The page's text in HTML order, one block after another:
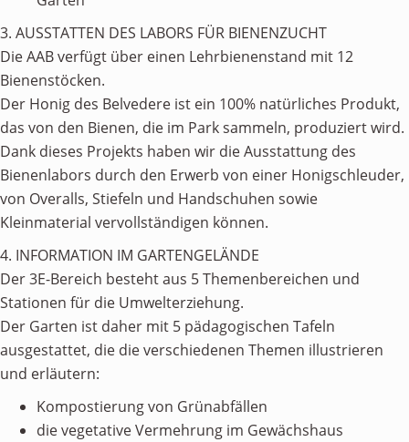
3. AUSSTATTEN DES LABORS FÜR BIENENZUCHT
Die AAB verfügt über einen Lehrbienenstand mit 12
Bienenstöcken.
Der Honig des Belvedere ist ein 100% natürliches Produkt,
das von den Bienen, die im Park sammeln, produziert wird.
Dank dieses Projekts haben wir die Ausstattung des
Bienenlabors durch den Erwerb von einer Honigschleuder,
von Overalls, Stiefeln und Handschuhen sowie
Kleinmaterial vervollständigen können.
4. INFORMATION IM GARTENGELÄNDE
Der 3E-Bereich besteht aus 5 Themenbereichen und
Stationen für die Umwelterziehung.
Der Garten ist daher mit 5 pädagogischen Tafeln
ausgestattet, die die verschiedenen Themen illustrieren
und erläutern:
Kompostierung von Grünabfällen
die vegetative Vermehrung im Gewächshaus